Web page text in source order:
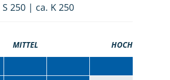
S 250 | ca. K 250
MITTEL HOCH